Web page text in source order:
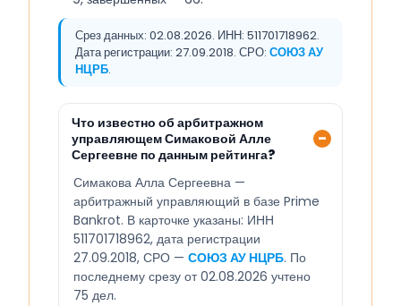
Срез данных: 02.08.2026. ИНН: 511701718962.
Дата регистрации: 27.09.2018. СРО: СОЮЗ АУ
НЦРБ.
Что известно об арбитражном
управляющем Симаковой Алле
Сергеевне по данным рейтинга?
Симакова Алла Сергеевна —
арбитражный управляющий в базе Prime
Bankrot. В карточке указаны: ИНН
511701718962, дата регистрации
27.09.2018, СРО — СОЮЗ АУ НЦРБ. По
последнему срезу от 02.08.2026 учтено
75 дел.